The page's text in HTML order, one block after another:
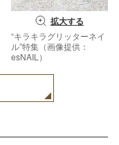
拡大する
“キラキラグリッターネイ
ル”特集（画像提供：
esNAIL）